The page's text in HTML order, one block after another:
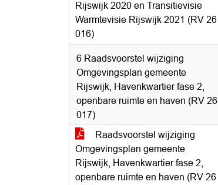
Rijswijk 2020 en Transitievisie
Warmtevisie Rijswijk 2021 (RV 26
016)
6 Raadsvoorstel wijziging
Omgevingsplan gemeente
Rijswijk, Havenkwartier fase 2,
openbare ruimte en haven (RV 26
017)
Raadsvoorstel wijziging
Omgevingsplan gemeente
Rijswijk, Havenkwartier fase 2,
openbare ruimte en haven (RV 26